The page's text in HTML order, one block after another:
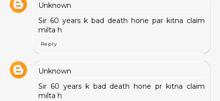
Unknown
Sir 60 years k bad death hone par kitna claim
milta h
Reply
Unknown
Sir 60 years k bad death hone pr kitna claim
milta h